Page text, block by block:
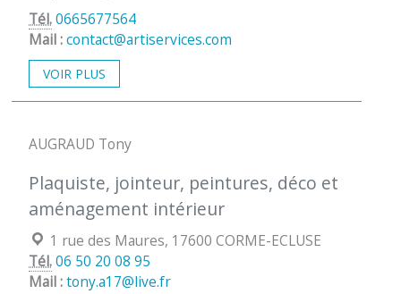
Tél.0665677564
Mail :contact@artiservices.com
VOIR PLUS
AUGRAUD Tony
Plaquiste, jointeur, peintures, déco et
aménagement intérieur
Localisation :
1 rue des Maures, 17600 CORME-ECLUSE
Tél.06 50 20 08 95
Mail :tony.a17@live.fr